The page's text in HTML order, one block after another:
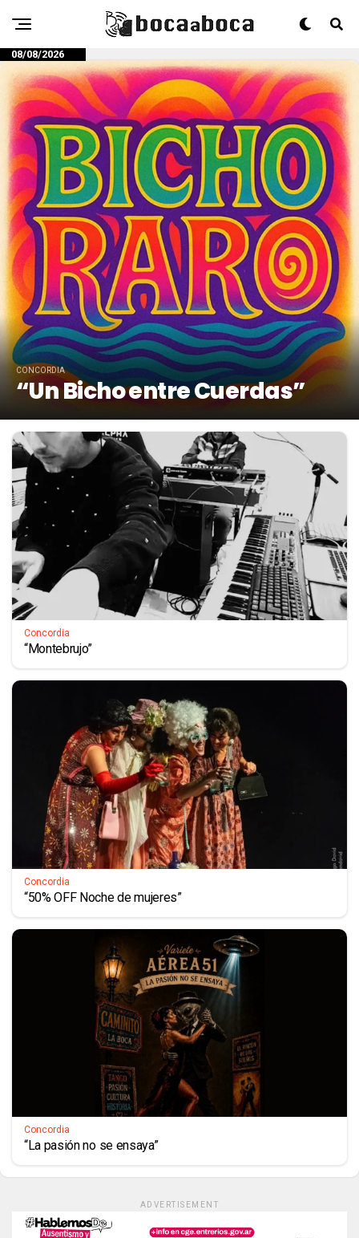
08/08/2026
CONCORDIA
“Un Bicho entre Cuerdas”
Concordia
“Montebrujo”
Concordia
“50% OFF Noche de mujeres”
Concordia
“La pasión no se ensaya”
ADVERTISEMENT